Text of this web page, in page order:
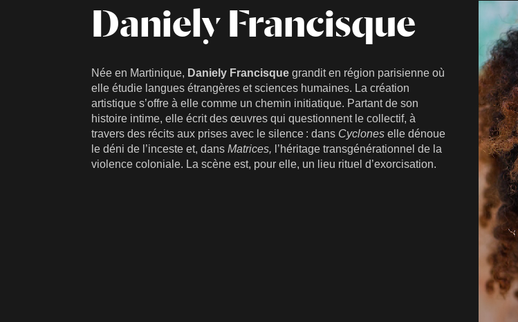
Daniely Francisque
Née en Martinique, Daniely Francisque grandit en région parisienne où
elle étudie langues étrangères et sciences humaines. La création
artistique s’offre à elle comme un chemin initiatique. Partant de son
histoire intime, elle écrit des œuvres qui questionnent le collectif, à
travers des récits aux prises avec le silence : dans Cyclones elle dénoue
le déni de l’inceste et, dans Matrices, l’héritage transgénérationnel de la
violence coloniale. La scène est, pour elle, un lieu rituel d’exorcisation.